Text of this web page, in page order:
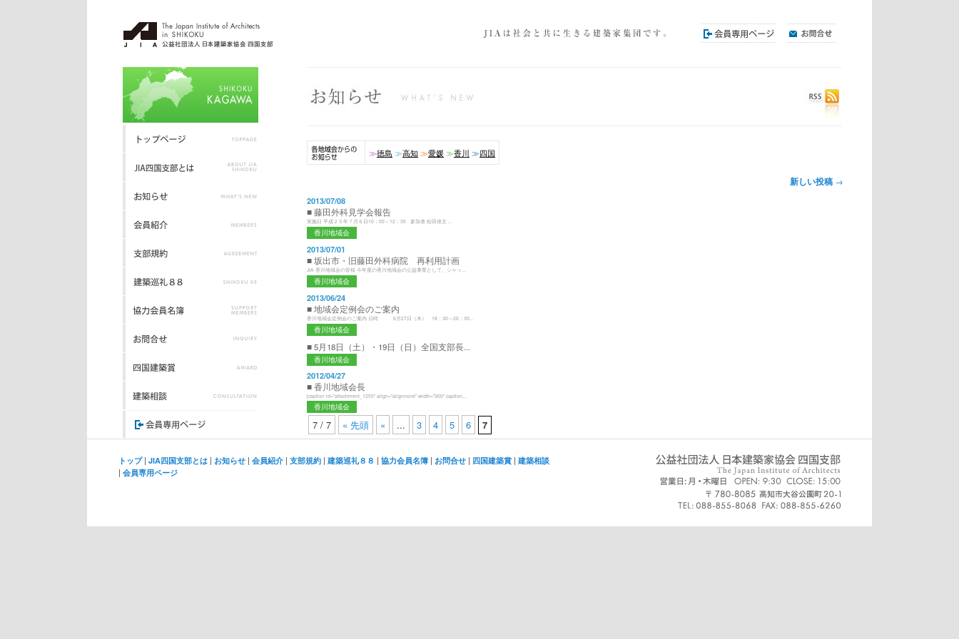
≫徳島 ≫高知 ≫愛媛≫香川 ≫四国
新しい投稿 →
2013/07/08
■ 藤田外科見学会報告
実施日 平成２５年７月６日10：00～12：30 参加者 松田保文 ...
香川地域会
2013/07/01
■ 坂出市・旧藤田外科病院 再利用計画
JIA 香川地域会の皆様 今年度の香川地域会の公益事業として、シャッ...
香川地域会
2013/06/24
■ 地域会定例会のご案内
香川地域会定例会のご案内 日時 6月27日（木） 18：30～20：30...
香川地域会
■ 5月18日（土）・19日（日）全国支部長...
香川地域会
2012/04/27
■ 香川地域会長
[caption id="attachment_1255" align="alignnone" width="300" caption...
香川地域会
7 / 7 « 先頭 « ... 3 4 5 6 7
トップ| JIA四国支部とは | お知らせ | 会員紹介 | 支部規約 | 建築巡礼８８ | 協力会員名簿 | お問合せ | 四国建築賞 | 建築相談
| 会員専用ページ